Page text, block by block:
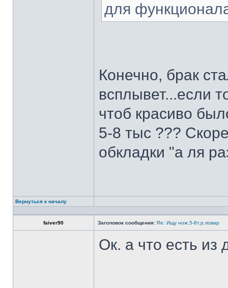
для
Конечно, брак
всплывет...если
чтоб красиво
5-8 тыс ???
обкладки "а ля
Вернуться к началу
faiver90 Заголовок сообщения: Re: Ищу нож.5-8т.р.повар
Ок. а что есть из